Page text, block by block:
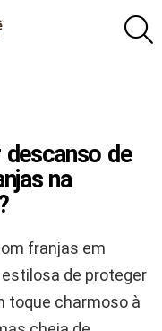
de
na
franjas em
de proteger
toque charmoso à